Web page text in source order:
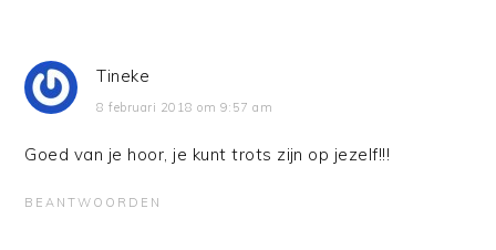
Tineke
8 februari 2018 om 9:57 am
Goed van je hoor, je kunt trots zijn op jezelf!!!
BEANTWOORDEN